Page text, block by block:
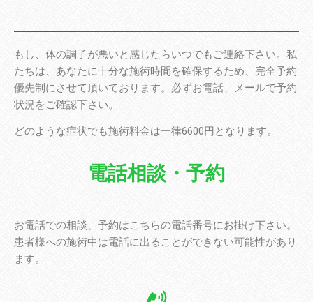
もし、体の調子が悪いと感じたらいつでもご連絡下さい。私
たちは、あなたに十分な施術時間を確保するため、完全予約
優先制にさせて頂いております。必ずお電話、メールで予約
状況をご確認下さい。
どのような症状でも施術料金は一律6600円となります。
電話相談・予約
お電話での相談、予約はこちらの電話番号にお掛け下さい。
患者様への施術中は電話に出ることができない可能性があり
ます。